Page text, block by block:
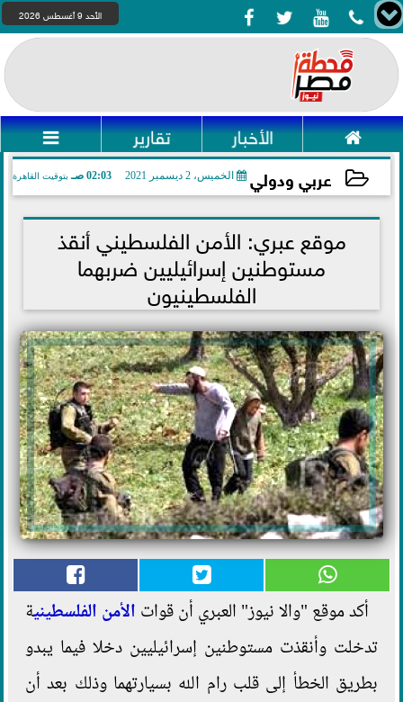
    الأحد 9 أغسطس 2026
 الأخبار تقارير 
عربي ودولي الخميس، 2 ديسمبر 2021 02:03 صـ بتوقيت القاهرة
2021-12-02 02:03:21موقع عبري: الأمن الفلسطيني أنقذ
مستوطنين إسرائيليين ضربهما
الفلسطينيون
أكد موقع "والا نيوز" العبري أن قوات الأمن الفلسطينية
تدخلت وأنقذت مستوطنين إسرائيليين دخلا فيما يبدو
بطريق الخطأ إلى قلب رام الله بسيارتهما وذلك بعد أن